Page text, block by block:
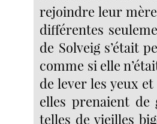
rejoindre leur
différentes
de Solveig s’était
comme si elle
de lever les yeux
elles prenaient
telles de vieilles